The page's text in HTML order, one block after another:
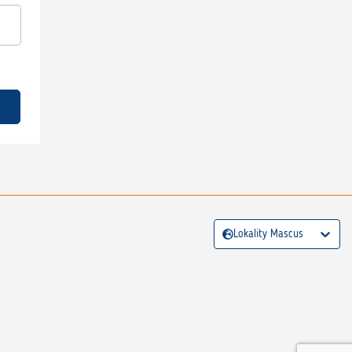
Lokality Mascus